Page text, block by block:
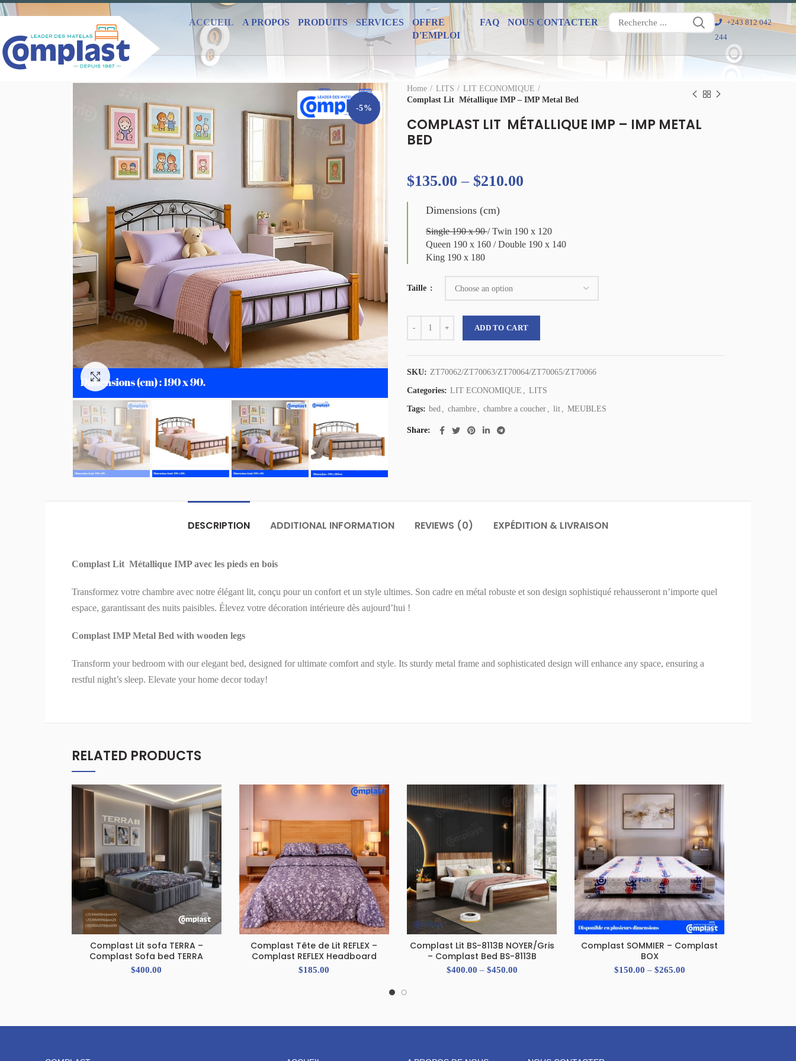
ACCUEIL A PROPOS PRODUITS SERVICES
OFFRE
D'EMPLOI
FAQ NOUS CONTACTER
+243 812 042
244
-5%
Click to enlarge
Home LITS
LIT ECONOMIQUE
Complast Lit Métallique IMP – IMP Metal Bed
COMPLAST LIT MÉTALLIQUE IMP – IMP METAL
BED
$135.00 – $210.00
Dimensions (cm)
Single 190 x 90/ Twin 190 x 120
Queen 190 x 160 / Double 190 x 140
King 190 x 180
Taille
ADD TO CART
SKU: ZT70062/ZT70063/ZT70064/ZT70065/ZT70066
Categories: LIT ECONOMIQUE , LITS
Tags: bed , chambre , chambre a coucher , lit , MEUBLES
Share
DESCRIPTION ADDITIONAL INFORMATION REVIEWS (0) EXPÉDITION & LIVRAISON
Complast Lit Métallique IMP avec les pieds en bois
Transformez votre chambre avec notre élégant lit, conçu pour un confort et un style ultimes. Son cadre en métal robuste et son design sophistiqué rehausseront n’importe quel
espace, garantissant des nuits paisibles. Élevez votre décoration intérieure dès aujourd’hui !
Complast IMP Metal Bed with wooden legs
Transform your bedroom with our elegant bed, designed for ultimate comfort and style. Its sturdy metal frame and sophisticated design will enhance any space, ensuring a
restful night’s sleep. Elevate your home decor today!
RELATED PRODUCTS
ADD TO CART
Complast Lit sofa TERRA –
Complast Sofa bed TERRA
$400.00
ADD TO CART
Complast Tête de Lit REFLEX –
Complast REFLEX Headboard
$185.00
SELECT OPTIONS
Complast Lit BS-8113B NOYER/Gris
– Complast Bed BS-8113B
$400.00 – $450.00
SELECT OPTIONS
Complast SOMMIER – Complast
BOX
$150.00 – $265.00